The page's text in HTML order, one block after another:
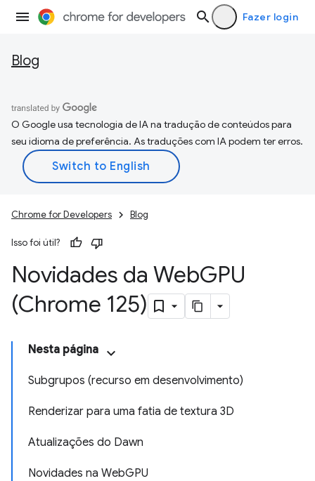
Fazer login
Blog
O Google usa tecnologia de IA na tradução de conteúdos para
seu idioma de preferência. As traduções com IA podem ter erros.
Chrome for Developers Blog
Isso foi útil?
Novidades da WebGPU
(Chrome 125)
Nesta página
Subgrupos (recurso em desenvolvimento)
Renderizar para uma fatia de textura 3D
Atualizações do Dawn
Novidades na WebGPU